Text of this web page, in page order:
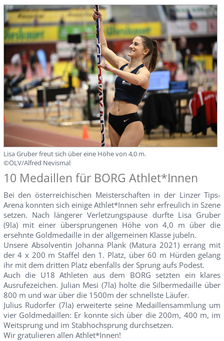
Lisa Gruber freut sich über eine Höhe von 4,0 m.
©ÖLV/Alfred Nevismal
10 Medaillen für BORG Athlet*Innen
Bei den österreichischen Meisterschaften in der Linzer Tips-
Arena konnten sich einige Athlet*Innen sehr erfreulich in Szene
setzen. Nach längerer Verletzungspause durfte Lisa Gruber
(9la) mit einer übersprungenen Höhe von 4,0 m über die
ersehnte Goldmedaille in der allgemeinen Klasse jubeln.
Unsere Absolventin Johanna Plank (Matura 2021) errang mit
der 4 x 200 m Staffel den 1. Platz, über 60 m Hürden gelang
ihr mit dem dritten Platz ebenfalls der Sprung aufs Podest.
Auch die U18 Athleten aus dem BORG setzten ein klares
Ausrufezeichen. Julian Mesi (7la) holte die Silbermedaille über
800 m und war über die 1500m der schnellste Läufer.
Julius Rudorfer (7la) erweiterte seine Medaillensammlung um
vier Goldmedaillen: Er konnte sich über die 200m, 400 m, im
Weitsprung und im Stabhochsprung durchsetzen.
Wir gratulieren allen Athlet*Innen!